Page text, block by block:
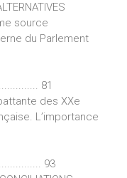
source
du Parlement
81
des XXe
L’importance
93